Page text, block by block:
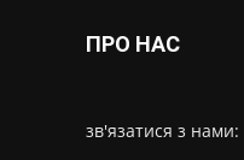
ПРО НАС
зв'язатися з нами: